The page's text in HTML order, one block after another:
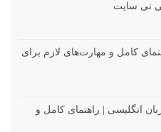
نی سایت
کامل و مهارت‌های لازم برای
انگلیسی | راهنمای کامل و